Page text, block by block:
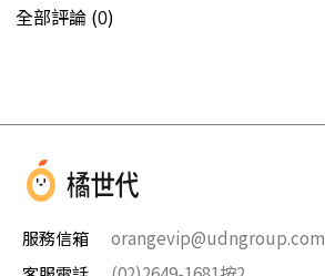
全部評論 (0)
服務信箱
orangevip@udngroup.com